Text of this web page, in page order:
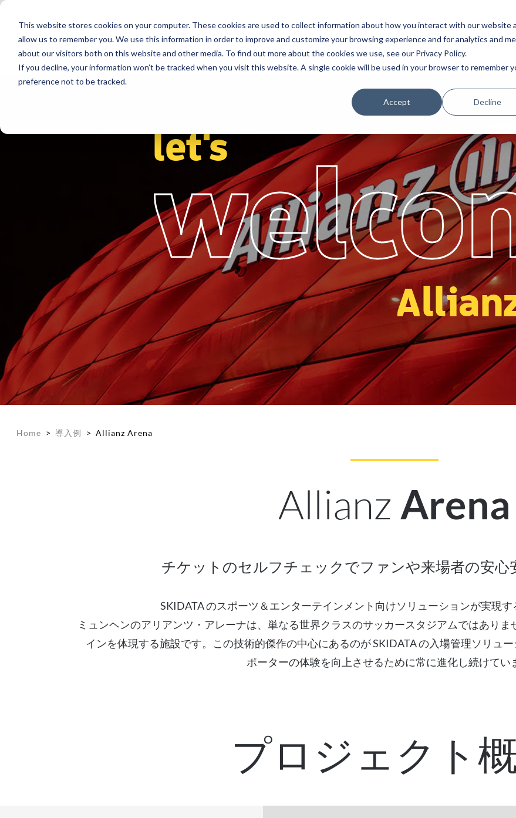
This website stores cookies on your computer. These cookies are used to collect information about how you interact with our website
allow us to remember you. We use this information in order to improve and customize your browsing experience and for analytics and
about our visitors both on this website and other media. To find out more about the cookies we use, see our Privacy Policy.
If you decline, your information won’t be tracked when you visit this website. A single cookie will be used in your browser to remember
preference not to be tracked.
Accept Decline
事業分野​ ソリューション 導入例 サービス パートナー 会社概要
let's
Home > 導入例 > Allianz Arena
Allianz Arena
チケットのセルフチェックでファンや来場者の安心
SKIDATA のスポーツ＆エンターテインメント向けソリューションが実現
ミュンヘンのアリアンツ・アレーナは、単なる世界クラスのサッカースタジアムではあり
インを体現する施設です。この技術的傑作の中心にあるのが SKIDATA の入場管理ソリュ
ポーターの体験を向上させるために常に進化し続けてい
プロジェクト